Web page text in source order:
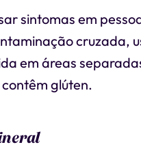
sintomas em
cruzada,
em áreas
glúten.